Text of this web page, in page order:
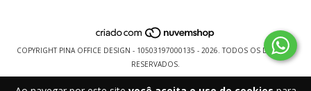
COPYRIGHT PINA OFFICE DESIGN - 10503197000135 - 2026. TODOS OS DIREITOS
RESERVADOS.